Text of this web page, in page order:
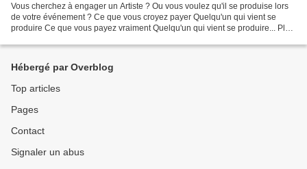
Vous cherchez à engager un Artiste ? Ou vous voulez qu'il se produise lors
de votre événement ? Ce que vous croyez payer Quelqu'un qui vient se
produire Ce que vous payez vraiment Quelqu'un qui vient se produire... Plus
Hébergé par Overblog
Top articles
Pages
Contact
Signaler un abus